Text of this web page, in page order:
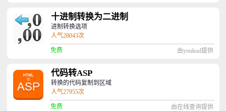
十进制转换为二进制
进制转换选项
人气28043次
免费 由youkud提供
代码转ASP
转换的代码复制到区域
人气27955次
免费 由在线查询提供